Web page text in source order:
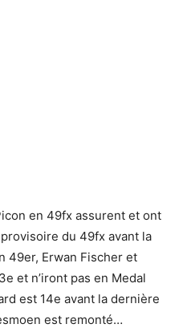
en 49fx assurent et ont
du 49fx avant la
49er, Erwan Fischer et
et n’iront pas en Medal
est 14e avant la dernière
est remonté…